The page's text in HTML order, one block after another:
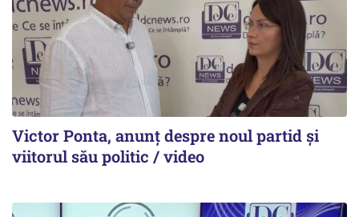
Victor Ponta, anunț despre noul partid și
viitorul său politic / video